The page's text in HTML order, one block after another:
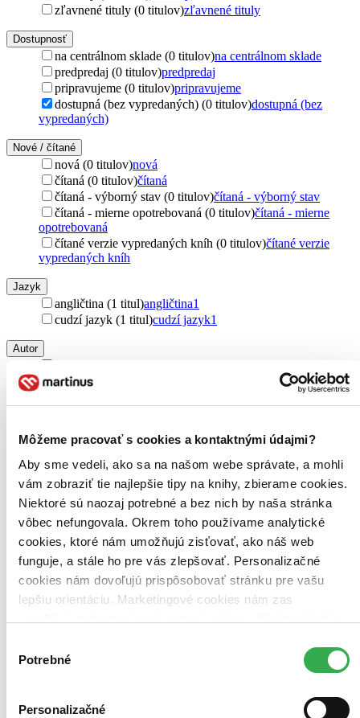
Môžeme pracovať s cookies a kontaktnými údajmi?
Aby sme vedeli, ako sa na našom webe správate, a mohli
vám zobraziť tie najlepšie tipy na knihy, zbierame cookies.
Niektoré sú naozaj potrebné a bez nich by naša stránka
vôbec nefungovala. Okrem toho používame analytické
cookies, ktoré nám umožňujú zisťovať, ako náš web
funguje, a stále ho pre vás zlepšovať. Personalizačné
cookies nám dovoľujú prispôsobovať stránku pre vašu
lepšiu orientáciu. Marketingové cookies nám zas
keby sme mohli používať všetky tieto cookies. Ďakujeme!
súhlasu
Potrebné
Personalizačné
zľavnené tituly (0 titulov)zľavnené tituly
Dostupnosť
na centrálnom sklade (0 titulov)na centrálnom sklade
predpredaj (0 titulov)predpredaj
pripravujeme (0 titulov)pripravujeme
dostupná (bez vypredaných) (0 titulov)dostupná (bez
vypredaných)
Nové / čítané
nová (0 titulov)nová
čítaná (0 titulov)čítaná
čítaná - výborný stav (0 titulov)čítaná - výborný stav
čítaná - mierne opotrebovaná (0 titulov)čítaná - mierne
opotrebovaná
čítané verzie vypredaných kníh (0 titulov)čítané verzie
vypredaných kníh
Jazyk
angličtina (1 titul)angličtina1
cudzí jazyk (1 titul)cudzí jazyk1
Autor
Vesanto Melina (1 titul)
Zoradiť
Bestsellery
Top hodnotené
Novinky
Najlacnejšie
Autor Brenda Davis